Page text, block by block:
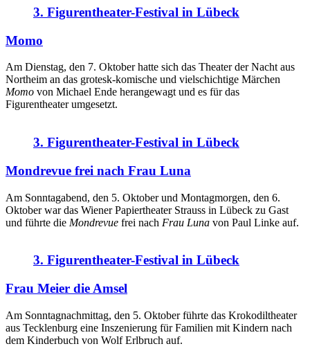
3. Figurentheater-Festival in Lübeck
Momo
Am Dienstag, den 7. Oktober hatte sich das Theater der Nacht aus
Northeim an das grotesk-komische und vielschichtige Märchen
Momo von Michael Ende herangewagt und es für das
Figurentheater umgesetzt.
3. Figurentheater-Festival in Lübeck
Mondrevue frei nach Frau Luna
Am Sonntagabend, den 5. Oktober und Montagmorgen, den 6.
Oktober war das Wiener Papiertheater Strauss in Lübeck zu Gast
und führte die Mondrevue frei nach Frau Luna von Paul Linke auf.
3. Figurentheater-Festival in Lübeck
Frau Meier die Amsel
Am Sonntagnachmittag, den 5. Oktober führte das Krokodiltheater
aus Tecklenburg eine Inszenierung für Familien mit Kindern nach
dem Kinderbuch von Wolf Erlbruch auf.